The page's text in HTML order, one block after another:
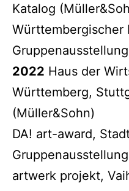
Katalog
Württembergischer
2022 Haus der
Württemberg,
(Müller&Sohn)
DA! art-award,
Gruppenausstellung
artwerk projekt,